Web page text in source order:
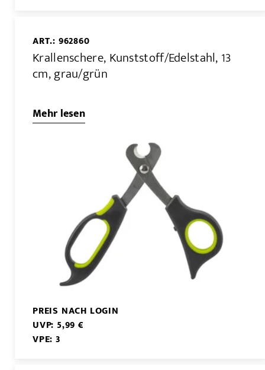
ART.: 962860
Krallenschere, Kunststoff/Edelstahl, 13
cm, grau/grün
Mehr lesen
PREIS NACH LOGIN
UVP: 5,99 €
VPE: 3